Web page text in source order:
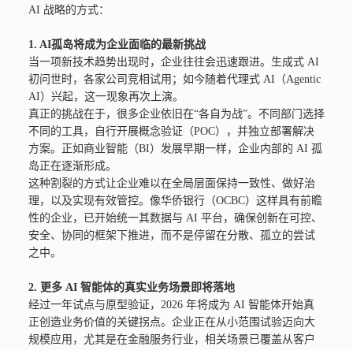
AI 战略的方式：
1. AI孤岛将成为企业面临的最新挑战
当一项新技术趋势出现时，企业往往会迅速跟进。生成式 AI
初问世时，各家公司竞相试用；如今随着代理式 AI（Agentic
AI）兴起，这一现象再次上演。
真正的挑战在于，很多企业依旧在“各自为战”。不同部门选择
不同的工具，自行开展概念验证（POC），并独立部署解决
方案。正如商业智能（BI）发展早期一样，企业内部的 AI 孤
岛正在逐渐形成。
这种割裂的方式让企业难以在全局层面保持一致性、做好治
理，以及实现有效管控。像华侨银行（OCBC）这样具有前瞻
性的企业，已开始统一其数据与 AI 平台，确保创新在可控、
安全、协同的框架下推进，而不是停留在分散、孤立的尝试
之中。
2. 更多 AI 智能体的真实业务场景即将落地
经过一年试点与原型验证，2026 年将成为 AI 智能体开始真
正创造业务价值的关键拐点。企业正在从小范围试验迈向大
规模应用，尤其是在金融服务行业，相关场景已覆盖从客户